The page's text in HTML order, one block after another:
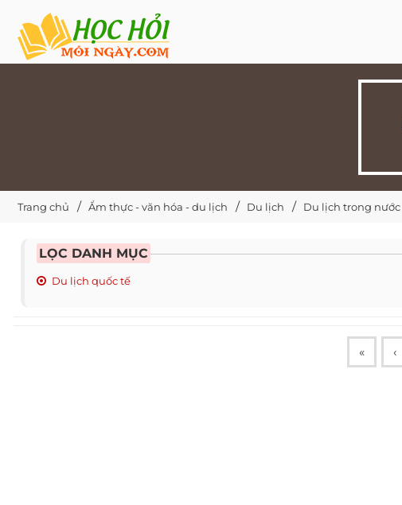
Trang chủ Ẩm thực - văn hóa - du lịch Du lịch Du lịch trong nước
LỌC DANH MỤC
Du lịch quốc tế
« ‹